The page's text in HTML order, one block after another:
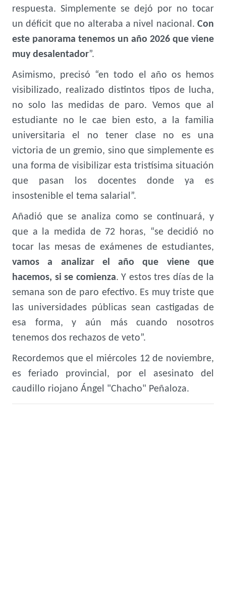
respuesta. Simplemente se dejó por no tocar
un déficit que no alteraba a nivel nacional. Con
este panorama tenemos un año 2026 que viene
muy desalentador”.
Asimismo, precisó “en todo el año os hemos
visibilizado, realizado distintos tipos de lucha,
no solo las medidas de paro. Vemos que al
estudiante no le cae bien esto, a la familia
universitaria el no tener clase no es una
victoria de un gremio, sino que simplemente es
una forma de visibilizar esta tristísima situación
que pasan los docentes donde ya es
insostenible el tema salarial”.
Añadió que se analiza como se continuará, y
que a la medida de 72 horas, “se decidió no
tocar las mesas de exámenes de estudiantes,
vamos a analizar el año que viene que
hacemos, si se comienza. Y estos tres días de la
semana son de paro efectivo. Es muy triste que
las universidades públicas sean castigadas de
esa forma, y aún más cuando nosotros
tenemos dos rechazos de veto”.
Recordemos que el miércoles 12 de noviembre,
es feriado provincial, por el asesinato del
caudillo riojano Ángel "Chacho" Peñaloza.